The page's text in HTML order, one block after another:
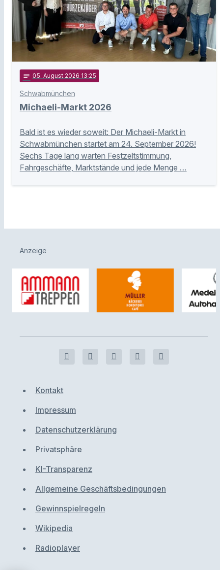
notes 05. August 2026 13:25
Schwabmünchen
Michaeli-Markt 2026
Bald ist es wieder soweit: Der Michaeli-Markt in
Schwabmünchen startet am 24. September 2026!
Sechs Tage lang warten Festzeltstimmung,
Fahrgeschäfte, Marktstände und jede Menge …
Anzeige
Kontakt
Impressum
Datenschutzerklärung
Privatsphäre
KI-Transparenz
Allgemeine Geschäftsbedingungen
Gewinnspielregeln
Wikipedia
Radioplayer